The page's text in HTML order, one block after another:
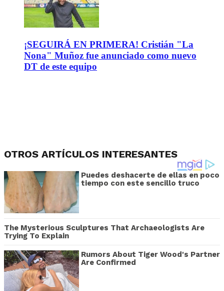
¡SEGUIRÁ EN PRIMERA! Cristián "La
Nona" Muñoz fue anunciado como nuevo
DT de este equipo
OTROS ARTÍCULOS INTERESANTES
Puedes deshacerte de ellas en poco
tiempo con este sencillo truco
The Mysterious Sculptures That Archaeologists Are
Trying To Explain
Rumors About Tiger Wood's Partner
Are Confirmed